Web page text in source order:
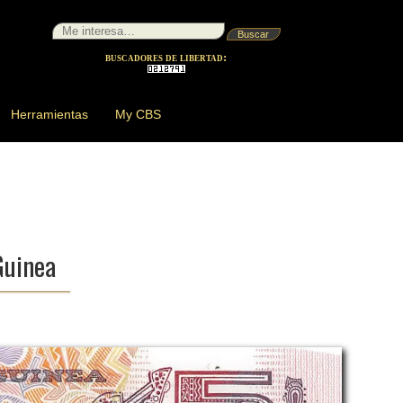
buscadores de libertad:
Herramientas My CBS